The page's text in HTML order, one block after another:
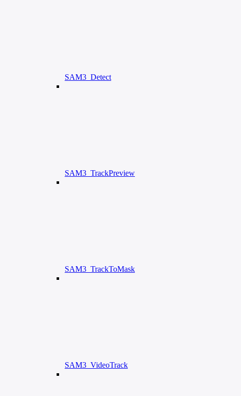
SAM3_Detect
SAM3_TrackPreview
SAM3_TrackToMask
SAM3_VideoTrack